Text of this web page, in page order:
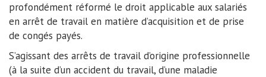
profondément réformé le droit applicable aux salariés
en arrêt de travail en matière d’acquisition et de prise
de congés payés.
S’agissant des arrêts de travail d’origine professionnelle
(à la suite d’un accident du travail, d’une maladie